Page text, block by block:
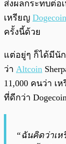
ส่งผลกระทบต่อ
เหรียญ Dogecoin
ครั้งนี้ด้วย
แต่อยู่ๆ ก็ได้มีนั
ว่า Altcoin
11,000 คนว่า เ
ที่ดีกว่า
“ฉันคิดว่าเห